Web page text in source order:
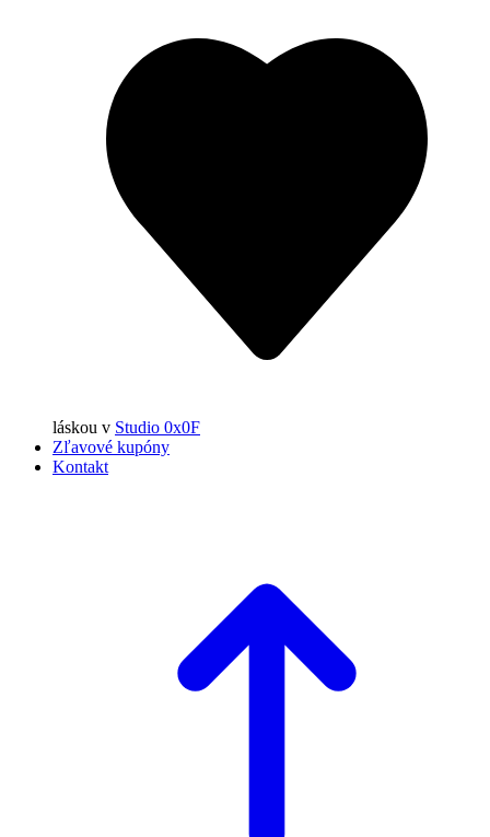
láskou v Studio 0x0F
Zľavové kupóny
Kontakt